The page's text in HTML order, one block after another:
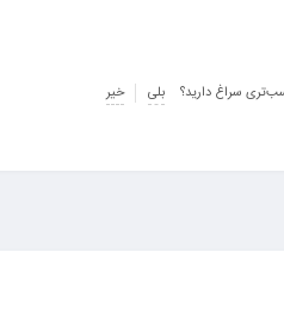
سراغ دارید؟ بلی خیر